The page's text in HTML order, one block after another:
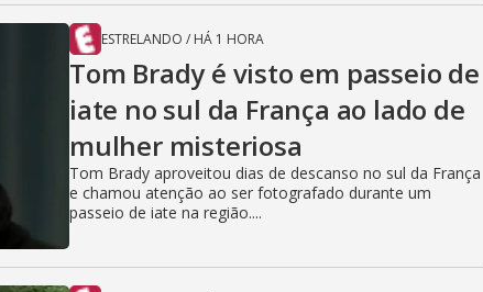
ESTRELANDO / HÁ 1 HORA
Tom Brady é visto em passeio de
iate no sul da França ao lado de
mulher misteriosa
Tom Brady aproveitou dias de descanso no sul da França
e chamou atenção ao ser fotografado durante um
passeio de iate na região....